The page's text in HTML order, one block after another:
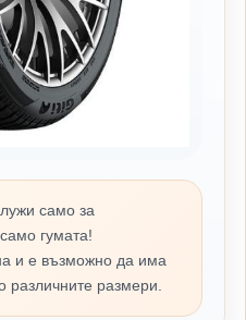
само за
гумата!
и е възможно да има
различните размери.